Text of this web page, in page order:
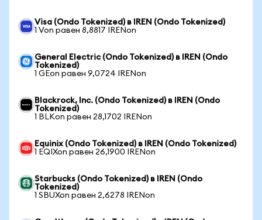
Visa (Ondo Tokenized) в IREN (Ondo Tokenized)
1 Von равен 8,8817 IRENon
General Electric (Ondo Tokenized) в IREN (Ondo
Tokenized)
1 GEon равен 9,0724 IRENon
Blackrock, Inc. (Ondo Tokenized) в IREN (Ondo
Tokenized)
1 BLKon равен 28,1702 IRENon
Equinix (Ondo Tokenized) в IREN (Ondo Tokenized)
1 EQIXon равен 26,1900 IRENon
Starbucks (Ondo Tokenized) в IREN (Ondo
Tokenized)
1 SBUXon равен 2,6278 IRENon